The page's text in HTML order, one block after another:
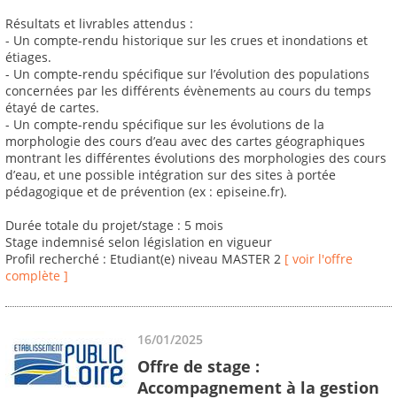
Résultats et livrables attendus :
- Un compte-rendu historique sur les crues et inondations et
étiages.
- Un compte-rendu spécifique sur l’évolution des populations
concernées par les différents évènements au cours du temps
étayé de cartes.
- Un compte-rendu spécifique sur les évolutions de la
morphologie des cours d’eau avec des cartes géographiques
montrant les différentes évolutions des morphologies des cours
d’eau, et une possible intégration sur des sites à portée
pédagogique et de prévention (ex : episeine.fr).
Durée totale du projet/stage : 5 mois
Stage indemnisé selon législation en vigueur
Profil recherché : Etudiant(e) niveau MASTER 2 [ voir l'offre
complète ]
16/01/2025
Offre de stage :
Accompagnement à la gestion